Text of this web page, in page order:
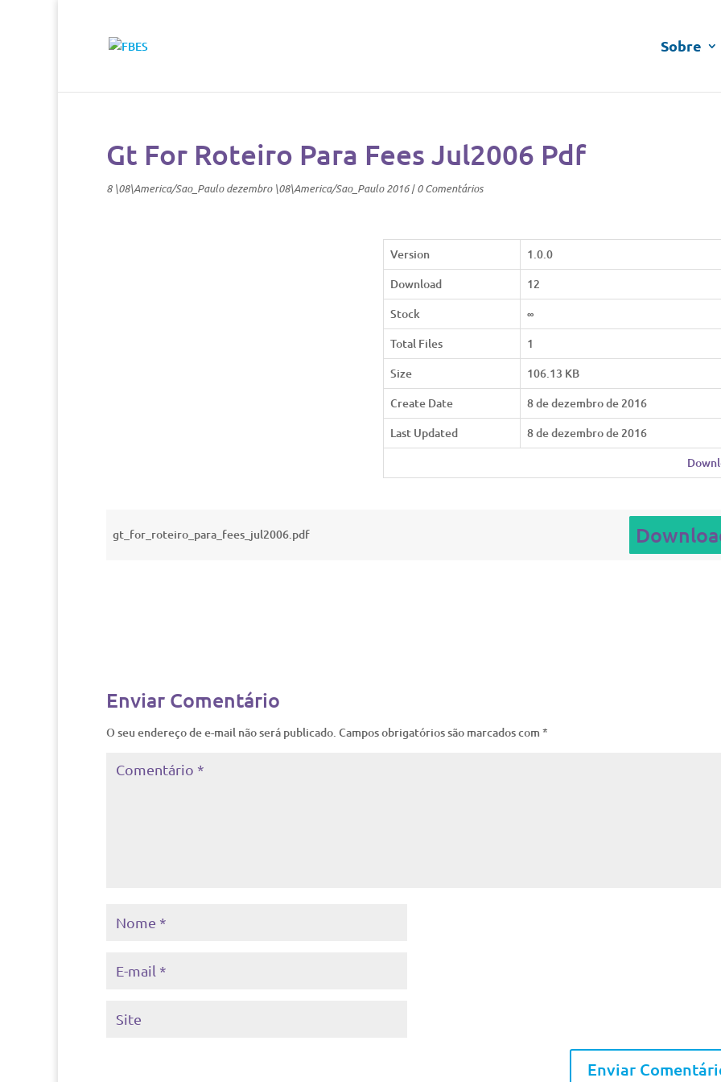
Sobre
Gt For Roteiro Para Fees Jul2006 Pdf
8 \08\America/Sao_Paulo dezembro \08\America/Sao_Paulo 2016|0 Comentários
Version
1.0.0
Download
12
Stock
∞
Total Files
1
Size
106.13 KB
Create Date
8 de dezembro de 2016
Last Updated
8 de dezembro de 2016
gt_for_roteiro_para_fees_jul2006.pdf
Enviar Comentário
O seu endereço de e-mail não será publicado. Campos obrigatórios são marcados com *